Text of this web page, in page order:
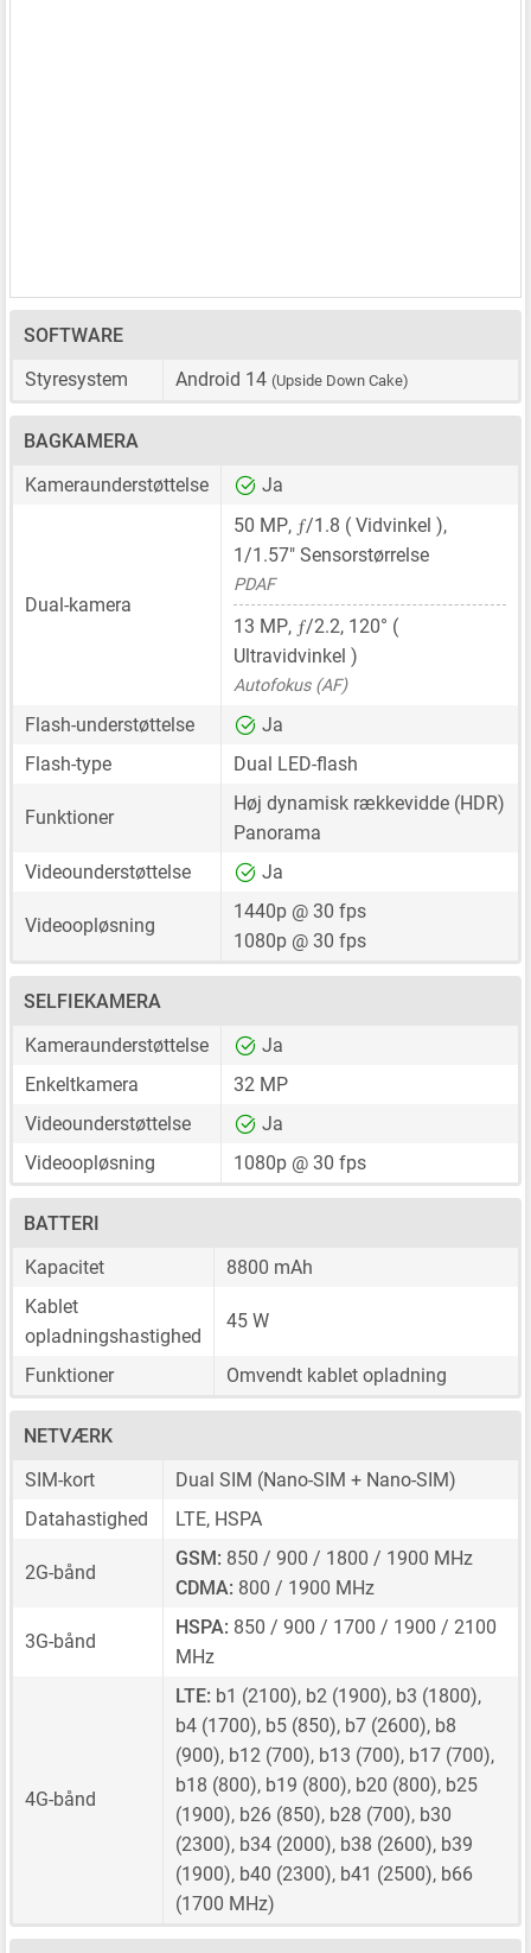
SOFTWARE
Styresystem
Android 14 (Upside Down Cake)
BAGKAMERA
Kameraunderstøttelse
Ja
Dual-kamera
50 MP, ƒ/1.8 ( Vidvinkel ),
1/1.57" Sensorstørrelse
PDAF
13 MP, ƒ/2.2, 120° (
Ultravidvinkel )
Autofokus (AF)
Flash-understøttelse
Ja
Flash-type
Dual LED-flash
Funktioner
Høj dynamisk rækkevidde (HDR)
Panorama
Videounderstøttelse
Ja
Videoopløsning
1440p @ 30 fps
1080p @ 30 fps
SELFIEKAMERA
Kameraunderstøttelse
Ja
Enkeltkamera
32 MP
Videounderstøttelse
Ja
Videoopløsning
1080p @ 30 fps
BATTERI
Kapacitet
8800 mAh
Kablet
opladningshastighed
45 W
Funktioner Omvendt kablet opladning
NETVÆRK
SIM-kort
Dual SIM (Nano-SIM + Nano-SIM)
Datahastighed
LTE, HSPA
2G-bånd
GSM: 850 / 900 / 1800 / 1900 MHz
CDMA: 800 / 1900 MHz
3G-bånd
HSPA: 850 / 900 / 1700 / 1900 / 2100
MHz
4G-bånd
LTE: b1 (2100), b2 (1900), b3 (1800),
b4 (1700), b5 (850), b7 (2600), b8
(900), b12 (700), b13 (700), b17 (700),
b18 (800), b19 (800), b20 (800), b25
(1900), b26 (850), b28 (700), b30
(2300), b34 (2000), b38 (2600), b39
(1900), b40 (2300), b41 (2500), b66
(1700 MHz)